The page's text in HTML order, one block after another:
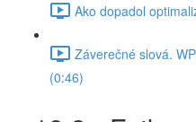
Ako dopadol
Záverečné slová.
(0:46)